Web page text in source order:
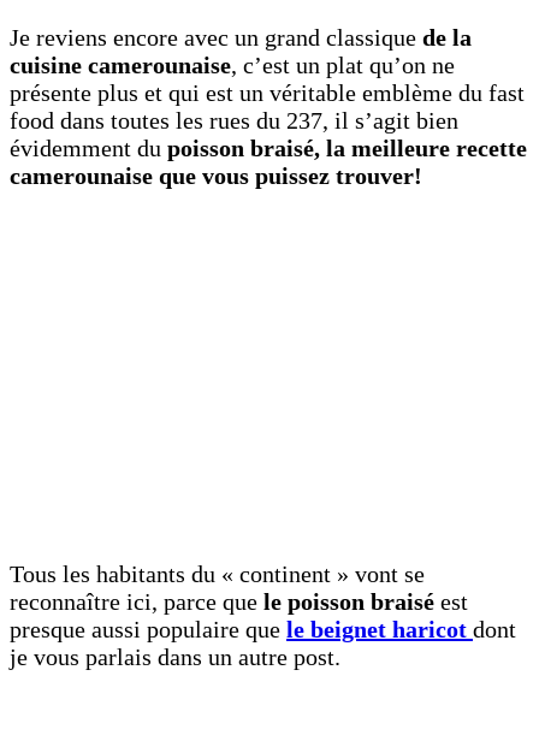
Je reviens encore avec un grand classique de la
cuisine camerounaise, c’est un plat qu’on ne
présente plus et qui est un véritable emblème du fast
food dans toutes les rues du 237, il s’agit bien
évidemment du poisson braisé, la meilleure recette
camerounaise que vous puissez trouver!
Tous les habitants du « continent » vont se
reconnaître ici, parce que le poisson braisé est
presque aussi populaire que le beignet haricot dont
je vous parlais dans un autre post.